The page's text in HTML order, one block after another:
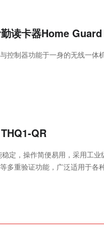
读卡器Home Guard
控制器功能于一身的无线一体机
QR
定，操作简便易用，采用工
多重验证功能，广泛适用于各